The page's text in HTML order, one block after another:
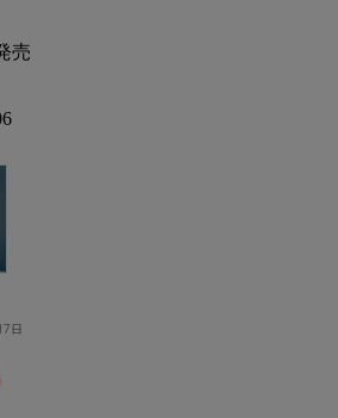
売
日